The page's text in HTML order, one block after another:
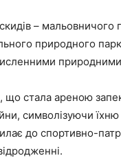
– мальовничого
природного
природними
що стала ареною
символізуючи
до спортивно-